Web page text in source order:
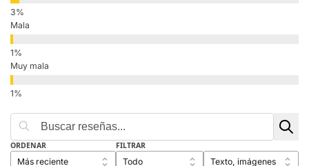
Mala
Muy mala
ORDENAR FILTRAR